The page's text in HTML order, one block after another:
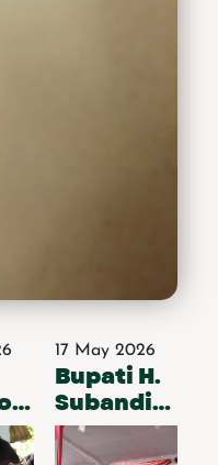
17 May 2026
Bupati H.
Subandi
Apresiasi
Pemdes